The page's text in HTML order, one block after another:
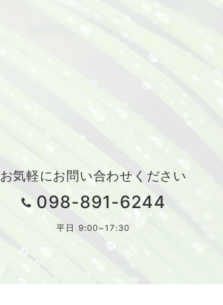
お気軽にお問い合わせください
098-891-6244
平日 9:00~17:30